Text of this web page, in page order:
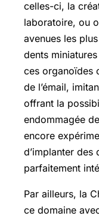
celles-ci, la
laboratoire, ou
avenues les
dents
ces organoïdes
de l’émail,
offrant la
endommagée
encore
d’implanter
parfaitement
Par ailleurs, la
ce domaine